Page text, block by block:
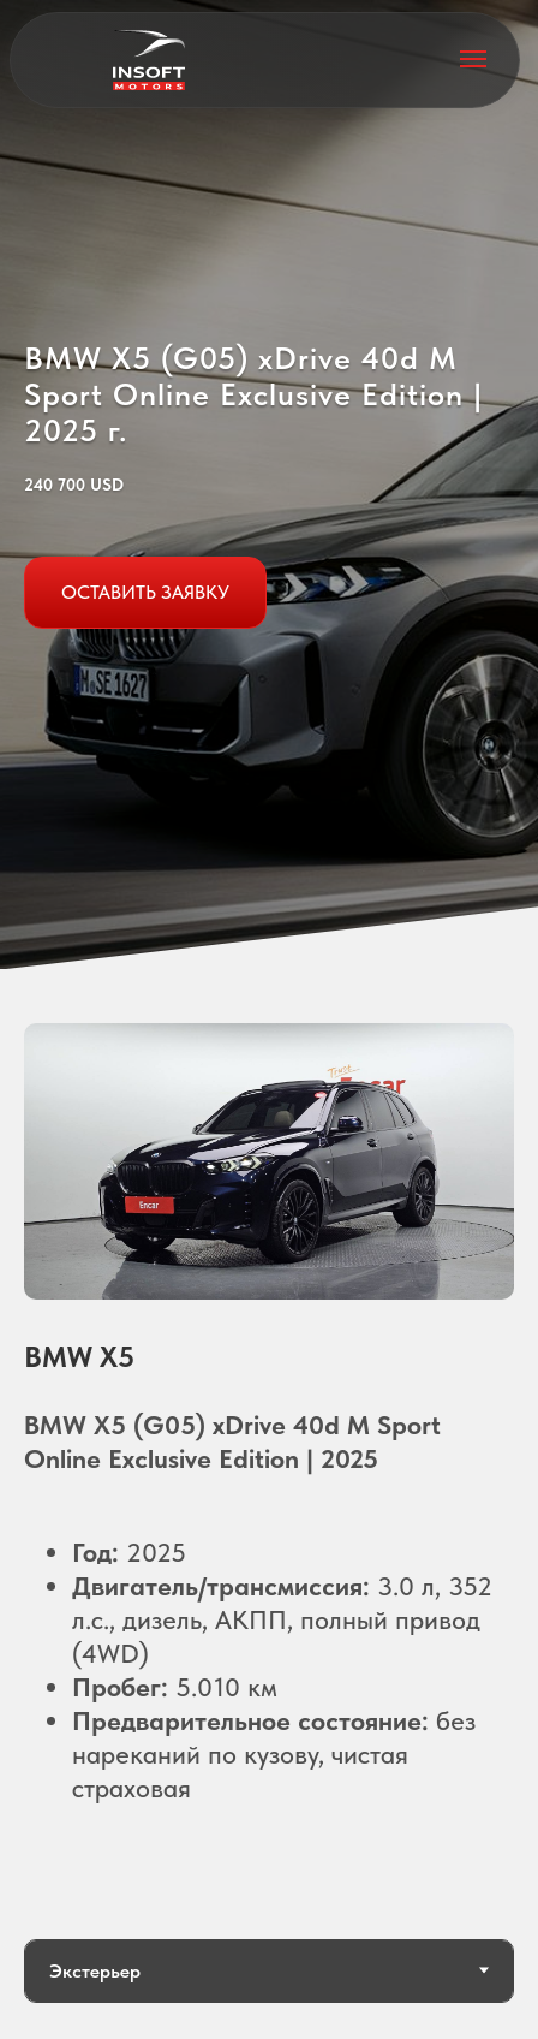
BMW X5 (G05) xDrive 40d M
Sport Online Exclusive Edition |
2025 г.
240 700 USD
ОСТАВИТЬ ЗАЯВКУ
BMW X5
BMW X5 (G05) xDrive 40d M Sport
Online Exclusive Edition | 2025
Год: 2025
Двигатель/трансмиссия: 3.0 л, 352
л.с., дизель, АКПП, полный привод
(4WD)
Пробег: 5.010 км
Предварительное состояние: без
нареканий по кузову, чистая
страховая